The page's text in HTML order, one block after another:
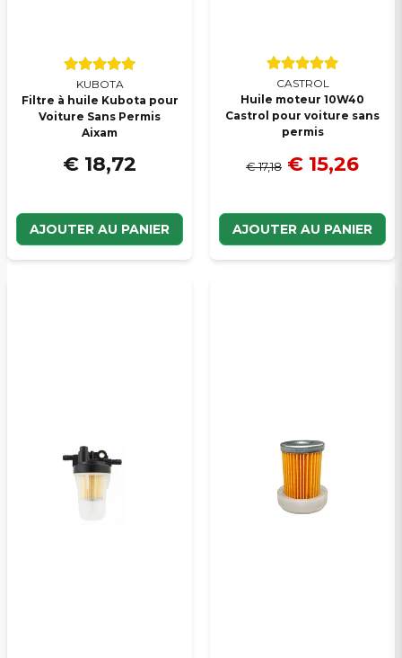
KUBOTA
Filtre à huile Kubota pour
Voiture Sans Permis
Aixam
€ 18,72
AJOUTER AU PANIER
CASTROL
Huile moteur 10W40
Castrol pour voiture sans
permis
€ 17,18 € 15,26
AJOUTER AU PANIER